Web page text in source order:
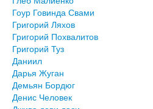
Гоур Говинда Свами
Григорий Ляхов
Григорий Похвалитов
Григорий Туз
Даниил
Дарья Жуган
Демьян Бордюг
Денис Человек